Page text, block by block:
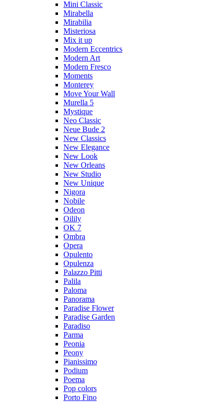
Mini Classic
Mirabella
Mirabilia
Misteriosa
Mix it up
Modern Eccentrics
Modern Art
Modern Fresco
Moments
Monterey
Move Your Wall
Murella 5
Mystique
Neo Classic
Neue Bude 2
New Classics
New Elegance
New Look
New Orleans
New Studio
New Unique
Nigora
Nobile
Odeon
Oilily
OK 7
Ombra
Opera
Opulento
Opulenza
Palazzo Pitti
Palila
Paloma
Panorama
Paradise Flower
Paradise Garden
Paradiso
Parma
Peonia
Peony
Pianissimo
Podium
Poema
Pop colors
Porto Fino